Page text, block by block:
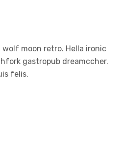
moon retro. Hella ironic
gastropub dreamccher.
felis.